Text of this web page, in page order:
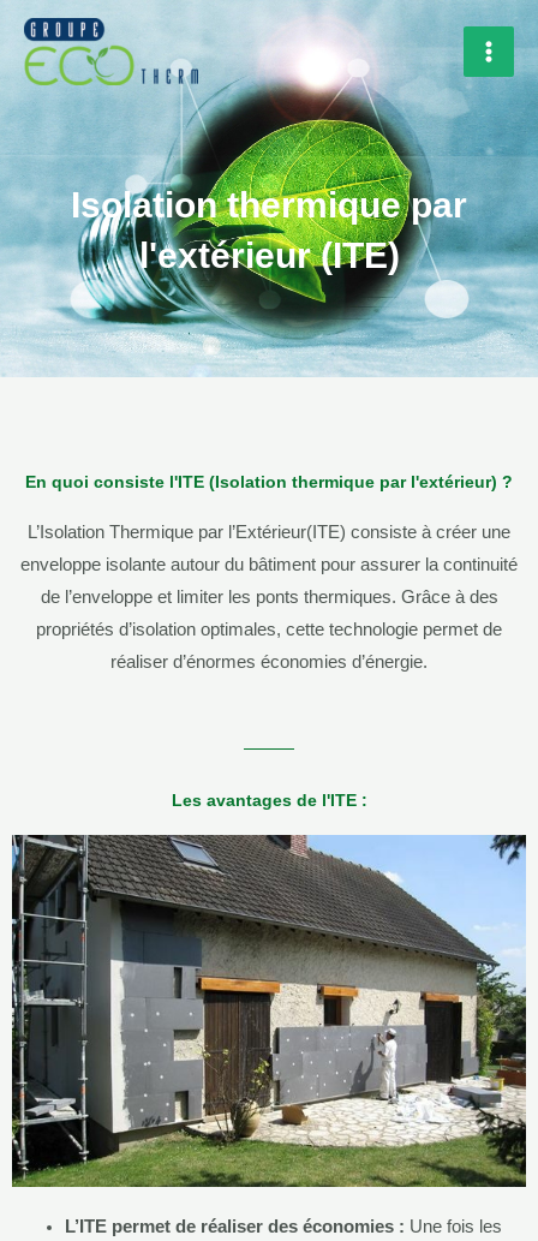
Aller
contenu
Isolation thermique par
l'extérieur (ITE)
En quoi consiste l'ITE (Isolation thermique par l'extérieur) ?
L’Isolation Thermique par l’Extérieur(ITE) consiste à créer une
enveloppe isolante autour du bâtiment pour assurer la continuité
de l’enveloppe et limiter les ponts thermiques. Grâce à des
propriétés d’isolation optimales, cette technologie permet de
réaliser d’énormes économies d’énergie.
Les avantages de l'ITE :
L’ITE permet de réaliser des économies : Une fois les
Rechercher